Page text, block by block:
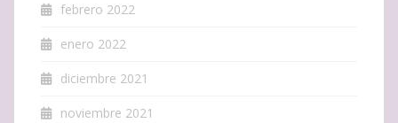
febrero 2022
enero 2022
diciembre 2021
noviembre 2021